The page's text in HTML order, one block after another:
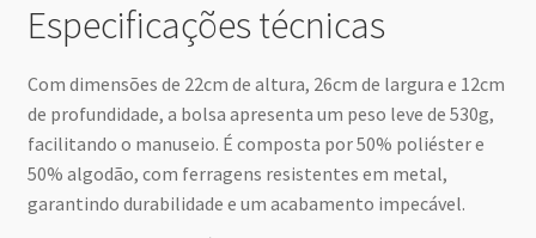
Especificações técnicas
Com dimensões de 22cm de altura, 26cm de largura e 12cm
de profundidade, a bolsa apresenta um peso leve de 530g,
facilitando o manuseio. É composta por 50% poliéster e
50% algodão, com ferragens resistentes em metal,
garantindo durabilidade e um acabamento impecável.